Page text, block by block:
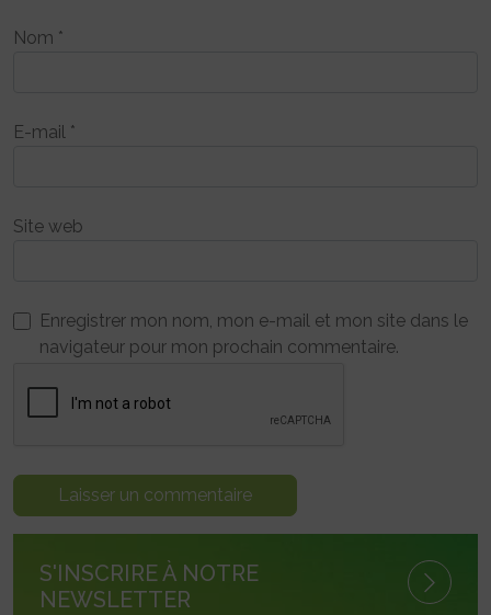
Nom *
E-mail *
Site web
Enregistrer mon nom, mon e-mail et mon site dans le
navigateur pour mon prochain commentaire.
S'INSCRIRE À NOTRE
NEWSLETTER